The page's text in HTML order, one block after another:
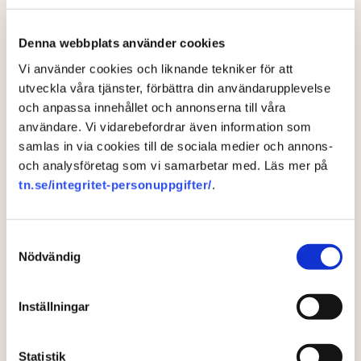
Denna webbplats använder cookies
Vi använder cookies och liknande tekniker för att
utveckla våra tjänster, förbättra din användarupplevelse
och anpassa innehållet och annonserna till våra
användare. Vi vidarebefordrar även information som
samlas in via cookies till de sociala medier och annons-
och analysföretag som vi samarbetar med. Läs mer på
tn.se/integritet-personuppgifter/.
Nödvändig
Inställningar
Statistik
Aktivisterna klättrar upp på
maskiner – polisen kan inte
avvisa dem: ”Upptrappning
på helt ny nivå”
Näringsliv
AI-sammanfattning
Torvtäkten i Grimsås har stoppats av aktivister
sedan 28 juli.
Polisen kritiseras för bristande agerande vid
Polisinspektör Anna-Lena Mann förklarar polisens
40 personer misstänks med cirka 120
Polisen använder drönare och uniformerad polis